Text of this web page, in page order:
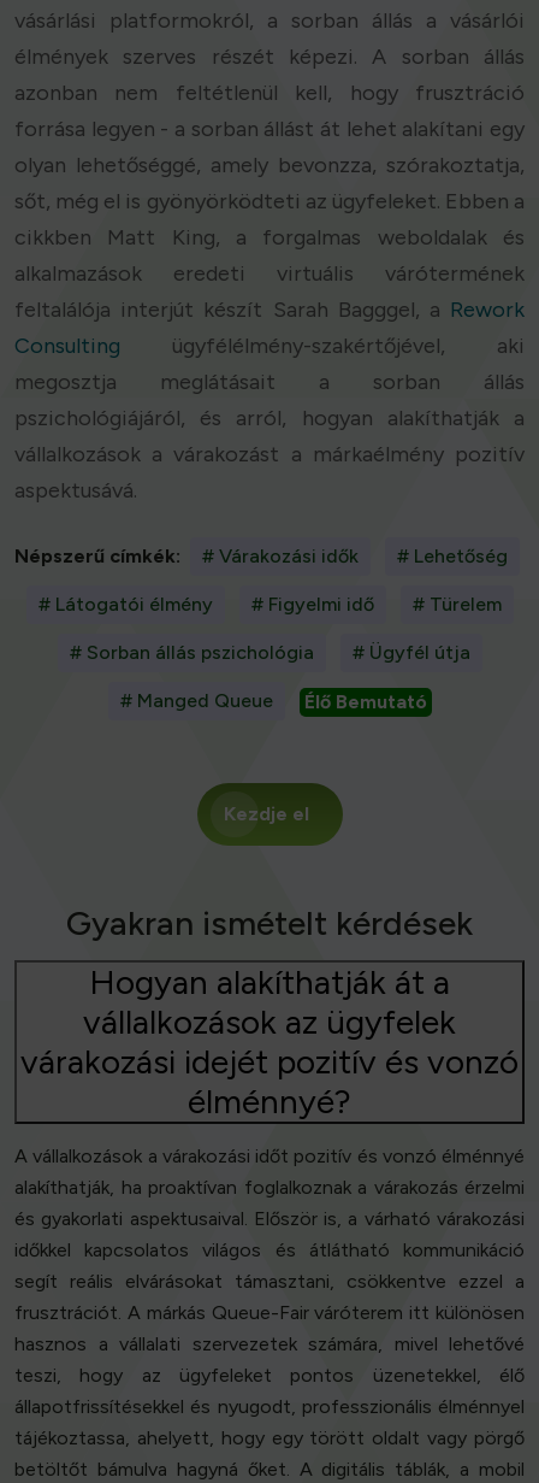
vásárlási platformokról, a sorban állás a vásárlói
élmények szerves részét képezi. A sorban állás
azonban nem feltétlenül kell, hogy frusztráció
forrása legyen - a sorban állást át lehet alakítani egy
olyan lehetőséggé, amely bevonzza, szórakoztatja,
sőt, még el is gyönyörködteti az ügyfeleket. Ebben a
cikkben Matt King, a forgalmas weboldalak és
alkalmazások eredeti virtuális várótermének
feltalálója interjút készít Sarah Bagggel, a Rework
Consulting ügyfélélmény-szakértőjével, aki
megosztja meglátásait a sorban állás
pszichológiájáról, és arról, hogyan alakíthatják a
vállalkozások a várakozást a márkaélmény pozitív
aspektusává.
Népszerű címkék: # Várakozási idők # Lehetőség
# Látogatói élmény # Figyelmi idő # Türelem
# Sorban állás pszichológia # Ügyfél útja
# Manged Queue Élő Bemutató
Kezdje el
Gyakran ismételt kérdések
Hogyan alakíthatják át a
vállalkozások az ügyfelek
várakozási idejét pozitív és vonzó
élménnyé?
A vállalkozások a várakozási időt pozitív és vonzó élménnyé
alakíthatják, ha proaktívan foglalkoznak a várakozás érzelmi
és gyakorlati aspektusaival. Először is, a várható várakozási
időkkel kapcsolatos világos és átlátható kommunikáció
segít reális elvárásokat támasztani, csökkentve ezzel a
frusztrációt. A márkás Queue-Fair váróterem itt különösen
hasznos a vállalati szervezetek számára, mivel lehetővé
teszi, hogy az ügyfeleket pontos üzenetekkel, élő
állapotfrissítésekkel és nyugodt, professzionális élménnyel
tájékoztassa, ahelyett, hogy egy törött oldalt vagy pörgő
betöltőt bámulva hagyná őket. A digitális táblák, a mobil